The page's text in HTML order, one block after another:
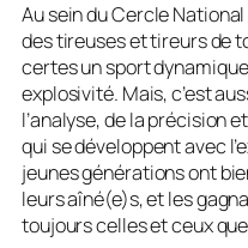
Au sein du Cercle
des tireuses et tireurs de
certes un sport
explosivité. Mais, c’est
l’analyse, de la précision
qui se développent avec
jeunes générations ont
leurs aîné(e)s, et les
toujours celles et ceux